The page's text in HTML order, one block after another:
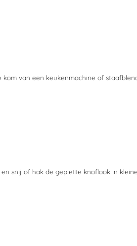
van een keukenmachine of
snij of hak de geplette knoflook in